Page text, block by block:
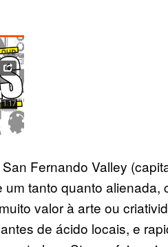
Fernando Valley
tanto quanto
valor à arte ou
de ácido locais, e